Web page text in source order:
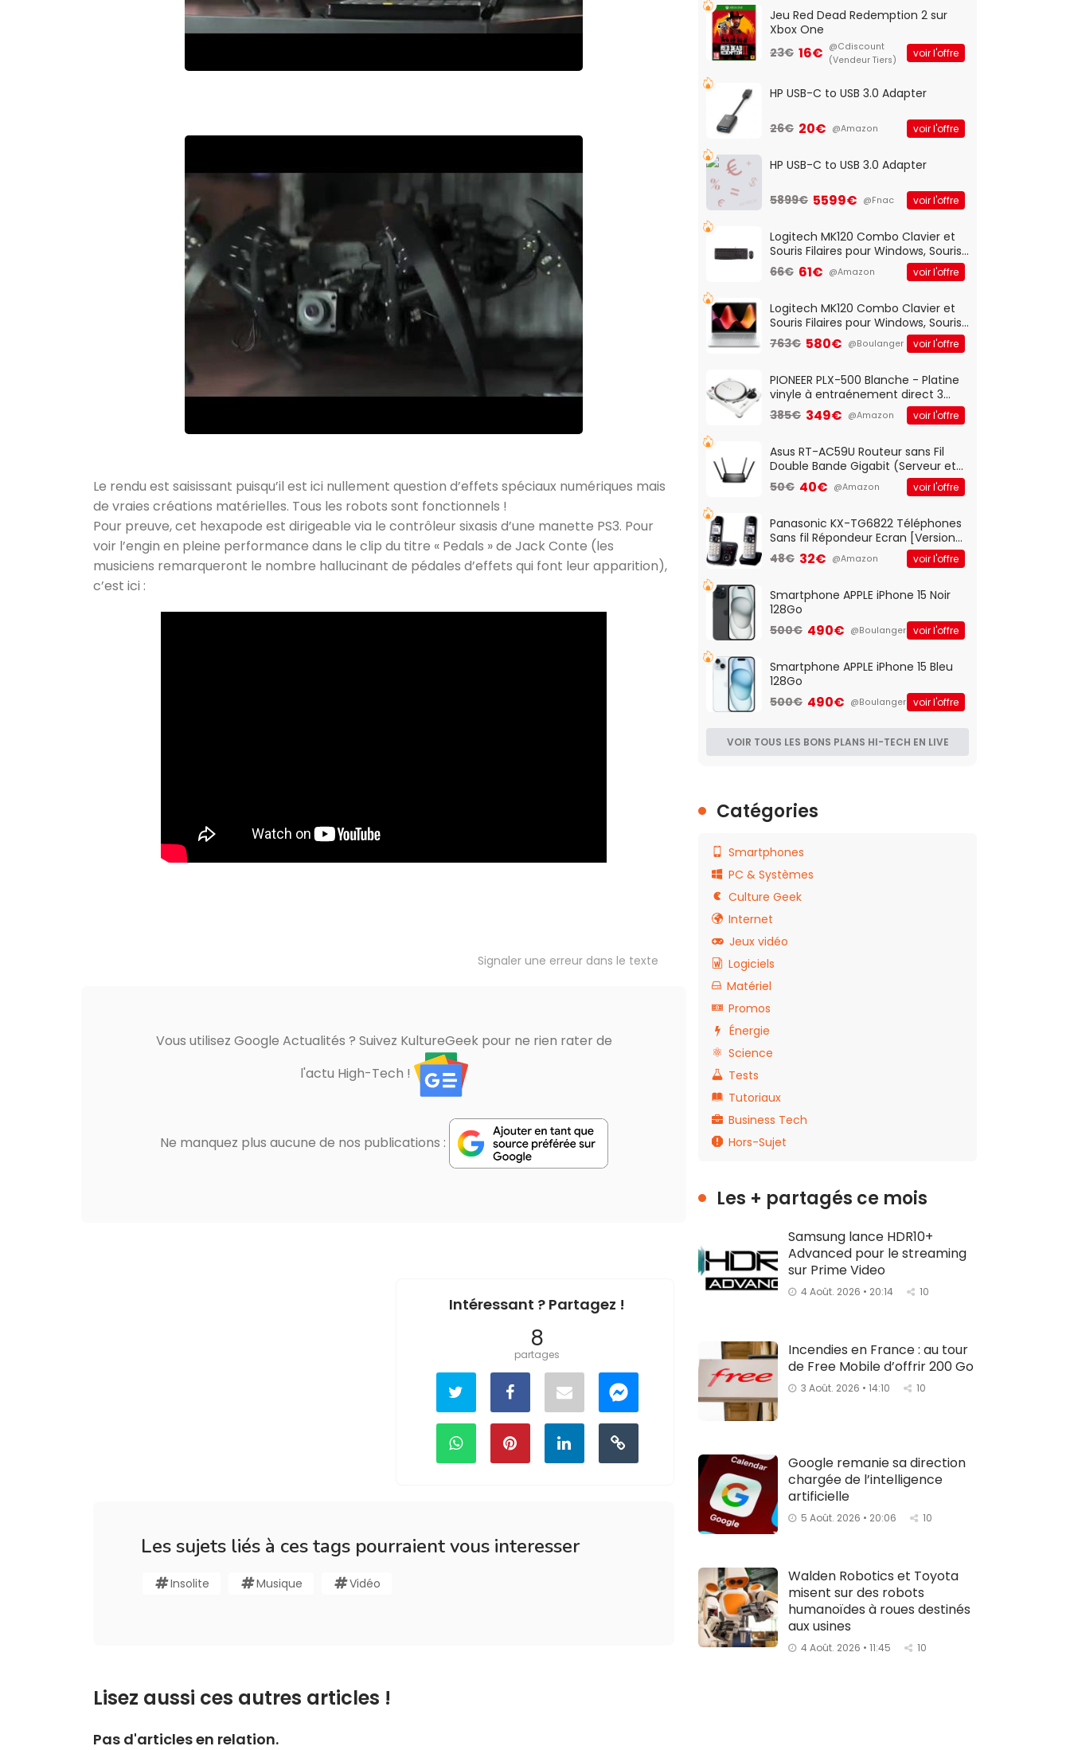
Le rendu est saisissant puisqu’il est ici nullement question d’effets spéciaux numériques mais
de vraies créations matérielles. Tous les robots sont fonctionnels !
Pour preuve, cet hexapode est dirigeable via le contrôleur sixasis d’une manette PS3. Pour
voir l’engin en pleine performance dans le clip du titre « Pedals » de Jack Conte (les
musiciens remarqueront le nombre hallucinant de pédales d’effets qui font leur apparition),
c’est ici :
Signaler une erreur dans le texte
Vous utilisez Google Actualités ? Suivez KultureGeek pour ne rien rater de
l'actu High-Tech !
Ne manquez plus aucune de nos publications :
Intéressant ? Partagez !
8
partages
Les sujets liés à ces tags pourraient vous interesser
Insolite Musique Vidéo
Lisez aussi ces autres articles !
Pas d'articles en relation.
Jeu Red Dead Redemption 2 sur
Xbox One
23€ 16€ @Cdiscount
(Vendeur Tiers)
voir l'offre
HP USB-C to USB 3.0 Adapter
26€ 20€ @Amazon voir l'offre
HP USB-C to USB 3.0 Adapter
5899€ 5599€ @Fnac voir l'offre
Logitech MK120 Combo Clavier et
Souris Filaires pour Windows, Souris
Optique Filaire, Connexion USB Plug
And Play, Confortable, Taille
QWERTY UK - Noir
66€ 61€ @Amazon voir l'offre
Logitech MK120 Combo Clavier et
Souris Filaires pour Windows, Souris
Optique Filaire, Connexion USB Plug
And Play, Confortable, Taille
QWERTY UK - Noir
763€ 580€ @Boulanger voir l'offre
PIONEER PLX-500 Blanche - Platine
vinyle à entraénement direct 3
vitesses (33-45-78 trs/min) avec
pre-ampli intégré et port USB
385€ 349€ @Amazon voir l'offre
Asus RT-AC59U Routeur sans Fil
Double Bande Gigabit (Serveur et
Client VPN, Triple Vlan, Mode Point
d'accès et Bridge, contrôle
50€ 40€ @Amazon voir l'offre
Panasonic KX-TG6822 Téléphones
Sans fil Répondeur Ecran [Version
Française]
48€ 32€ @Amazon voir l'offre
Smartphone APPLE iPhone 15 Noir
128Go
500€ 490€ @Boulanger voir l'offre
Smartphone APPLE iPhone 15 Bleu
128Go
500€ 490€ @Boulanger voir l'offre
VOIR TOUS LES BONS PLANS HI-TECH EN LIVE
Catégories
Smartphones
PC & Systèmes
Culture Geek
Internet
Jeux vidéo
Logiciels
Matériel
Promos
Énergie
Science
Tests
Tutoriaux
Business Tech
Hors-Sujet
Les + partagés ce mois
Samsung lance HDR10+
Advanced pour le streaming
sur Prime Video
4 Août. 2026 • 20:14 10
Incendies en France : au tour
de Free Mobile d’offrir 200 Go
3 Août. 2026 • 14:10 10
Google remanie sa direction
chargée de l’intelligence
artificielle
5 Août. 2026 • 20:06 10
Walden Robotics et Toyota
misent sur des robots
humanoïdes à roues destinés
aux usines
4 Août. 2026 • 11:45 10